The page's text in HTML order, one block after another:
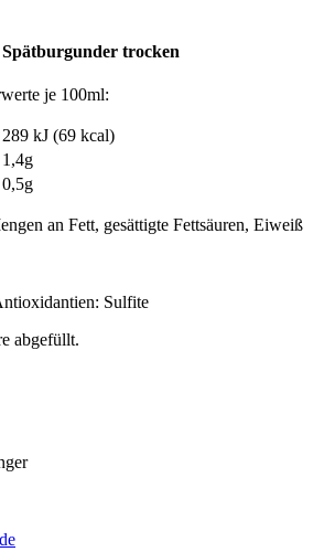
trocken
je 100ml:
289 kJ (69 kcal)
1,4g
0,5g
an Fett, gesättigte Fettsäuren, Eiweiß
Sulfite
abgefüllt.